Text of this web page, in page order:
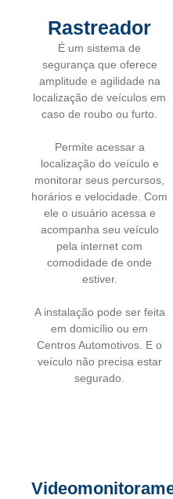
Rastreador
É um sistema de
segurança que oferece
amplitude e agilidade na
localização de veículos em
caso de roubo ou furto.
Permite acessar a
localização do veículo e
monitorar seus percursos,
horários e velocidade. Com
ele o usuário acessa e
acompanha seu veículo
pela internet com
comodidade de onde
estiver.
A instalação pode ser feita
em domicílio ou em
Centros Automotivos. E o
veículo não precisa estar
segurado.